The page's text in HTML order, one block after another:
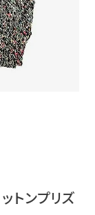
トンプリズ